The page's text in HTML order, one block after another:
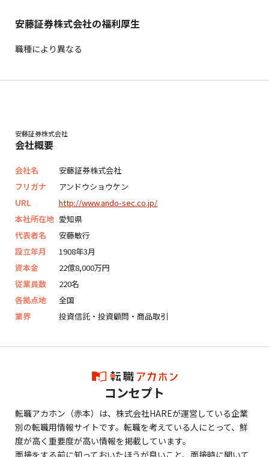
安藤証券株式会社の福利厚生
職種により異なる
安藤証券株式会社
会社概要
会社名
安藤証券株式会社
フリガナ
アンドウショウケン
URL
http://www.ando-sec.co.jp/
本社所在地 愛知県
代表者名
安藤敏行
設立年月
1908年3月
資本金
22億8,000万円
従業員数
220名
各拠点地
全国
業界
投資信託・投資顧問・商品取引
コンセプト
転職アカホン（赤本）は、株式会社HAREが運営している企業
別の転職用情報サイトです。転職を考えている人にとって、鮮
度が高く重要度が高い情報を掲載しています。